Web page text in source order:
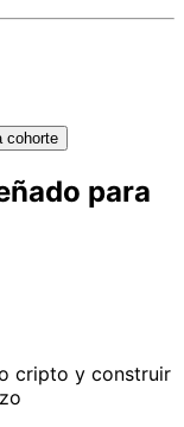
cohorte
para
cripto y construir